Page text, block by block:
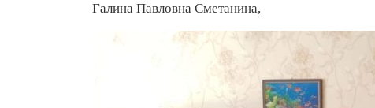
Галина Павловна Сметанина,